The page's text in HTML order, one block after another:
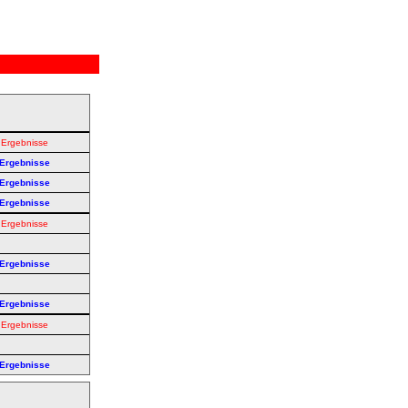
Ergebnisse
Ergebnisse
Ergebnisse